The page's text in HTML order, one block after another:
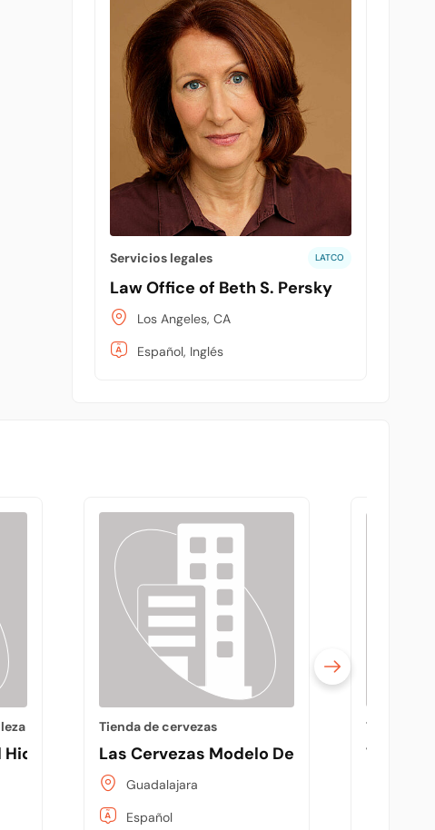
Servicios legales LATCO
Law Office of Beth S. Persky
Los Angeles, CA
Español, Inglés
Tienda de cervezas
Las Cervezas Modelo Del Occidente Sa
Guadalajara
Español
Tienda de
The